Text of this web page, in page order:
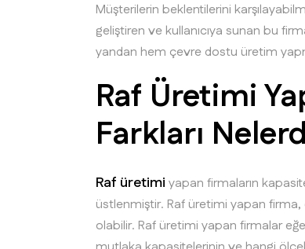
Müşterilerin beklentilerini
geliştiren ve kullanıcıya sunan bu
yandan hem çevre dostu üretim
Raf Üretimi
Farkları
Raf üretimi yapan firmaların
üstlenmiştir. Raf üretimi yapan firma,
olabilir. Raf üretimi yapan firmalar